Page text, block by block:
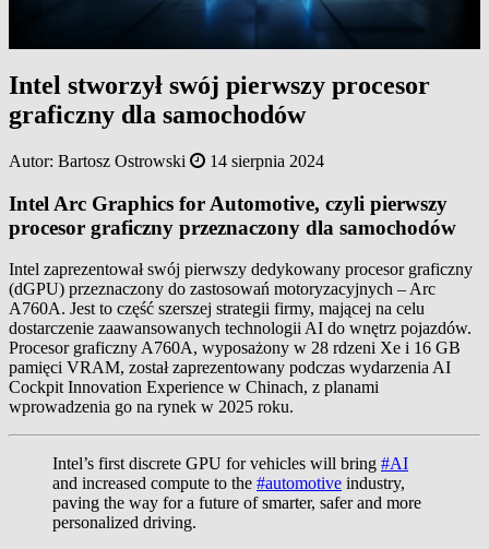
Intel stworzył swój pierwszy procesor
graficzny dla samochodów
Autor: Bartosz Ostrowski 14 sierpnia 2024
Intel Arc Graphics for Automotive, czyli pierwszy
procesor graficzny przeznaczony dla samochodów
Intel zaprezentował swój pierwszy dedykowany procesor graficzny
(dGPU) przeznaczony do zastosowań motoryzacyjnych – Arc
A760A. Jest to część szerszej strategii firmy, mającej na celu
dostarczenie zaawansowanych technologii AI do wnętrz pojazdów.
Procesor graficzny A760A, wyposażony w 28 rdzeni Xe i 16 GB
pamięci VRAM, został zaprezentowany podczas wydarzenia AI
Cockpit Innovation Experience w Chinach, z planami
wprowadzenia go na rynek w 2025 roku.
Intel’s first discrete GPU for vehicles will bring #AI
and increased compute to the #automotive industry,
paving the way for a future of smarter, safer and more
personalized driving.